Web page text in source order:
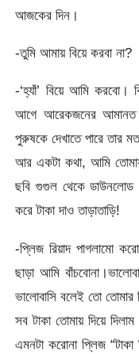
আজকের দিন।
-তুমি আমায় বিয়ে করবা না?
-‘হ্যাঁ’ বিয়ে আমি করবো।
আগে আরেকজনের আমানত
পুরুষকে দেখাতে পারে তার
আর একটা কথা, আমি
ছবি গুগুল থেকে ডাউনলোড
করে টাকা দাও তাড়াতাড়ি!
-প্লিজ রিয়াদ পাগলামো
ছাড়া আমি
ভালোবাসি বলেই তো তোমার
সব টাকা তোমায় দিয়ে
এমনটা করোনা প্লিজ